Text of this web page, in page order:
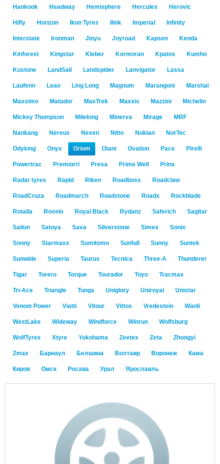
Hankook Headway Hemisphere Hercules Herovic
Hifly Horizon Ikon Tyres Ilink Imperial Infinity
Interstate Ironman Jinyu Joyroad Kapsen Kenda
Kinforest Kingstar Kleber Kormoran Kpatos Kumho
Kustone LandSail Landspider Lanvigator Lassa
Laufenn Leao Ling Long Magnum Marangoni Marshal
Massimo Matador MaxTrek Maxxis Mazzini Michelin
Mickey Thompson Mileking Minerva Mirage MRF
Nankang Nereus Nexen Nitto Nokian NorTec
Odyking Onyx Orium Otani Ovation Pace Pirelli
Powertrac Premiorri Presa Prime Well Prinx
Radar tyres Rapid Riken Roadboss Roadclaw
RoadCruza Roadmarch Roadstone Roadx Rockblade
Rotalla Rovelo Royal Black Rydanz Saferich Sagitar
Sailun Satoya Sava Silverstone Simex Sonix
Sonny Starmaxx Sumitomo Sunfull Sunny Suntek
Sunwide Superia Taurus Tecnica Three-A Thunderer
Tigar Torero Torque Tourador Toyo Tracmax
Tri-Ace Triangle Tunga Uniglory Uniroyal Unistar
Venom Power Viatti Vitour Vittos Vredestein Wanli
WestLake Wideway Windforce Winrun Wolfsburg
WolfTyres Xtyre Yokohama Zeetex Zeta Zhongyi
Zmax Барнаул Белшина Волтаир Воронеж Кама
Киров Омск Росава Урал Ярославль